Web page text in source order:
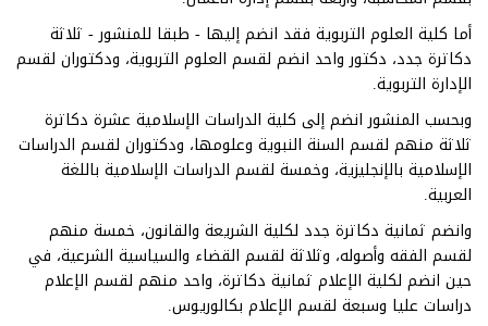
أما كلية العلوم التربوية فقد انضم إليها - طبقا للمنشور - ثلاثة
دكاترة جدد، دكتور واحد انضم لقسم العلوم التربوية، ودكتوران لقسم
الإدارة التربوية.
وبحسب المنشور انضم إلى كلية الدراسات الإسلامية عشرة دكاترة
ثلاثة منهم لقسم السنة النبوية وعلومها، ودكتوران لقسم الدراسات
الإسلامية بالإنجليزية، وخمسة لقسم الدراسات الإسلامية باللغة
العربية.
وانضم ثمانية دكاترة جدد لكلية الشريعة والقانون، خمسة منهم
لقسم الفقه وأصوله، وثلاثة لقسم القضاء والسياسية الشرعية، في
حين انضم لكلية الإعلام ثمانية دكاترة، واحد منهم لقسم الإعلام
دراسات عليا وسبعة لقسم الإعلام بكالوريوس.